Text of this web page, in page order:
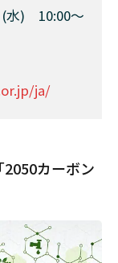
(水) 10:00～
ja/
2050カーボン